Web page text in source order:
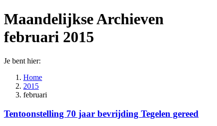
Maandelijkse Archieven
februari 2015
Je bent hier:
Home
2015
februari
Tentoonstelling 70 jaar bevrijding Tegelen gereed